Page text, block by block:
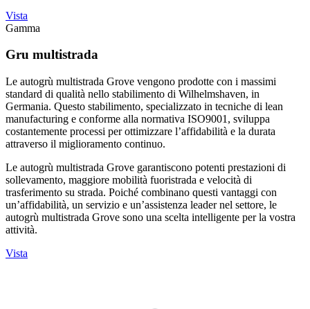
Vista
Gamma
Gru multistrada
Le autogrù multistrada Grove vengono prodotte con i massimi
standard di qualità nello stabilimento di Wilhelmshaven, in
Germania. Questo stabilimento, specializzato in tecniche di lean
manufacturing e conforme alla normativa ISO9001, sviluppa
costantemente processi per ottimizzare l’affidabilità e la durata
attraverso il miglioramento continuo.
Le autogrù multistrada Grove garantiscono potenti prestazioni di
sollevamento, maggiore mobilità fuoristrada e velocità di
trasferimento su strada. Poiché combinano questi vantaggi con
un’affidabilità, un servizio e un’assistenza leader nel settore, le
autogrù multistrada Grove sono una scelta intelligente per la vostra
attività.
Vista